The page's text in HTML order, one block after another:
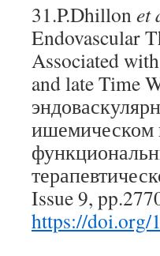
31.P.Dhillonet
Endovascular
Associated
and late Time
ишемическом
Issue 9,
https://doi.org/